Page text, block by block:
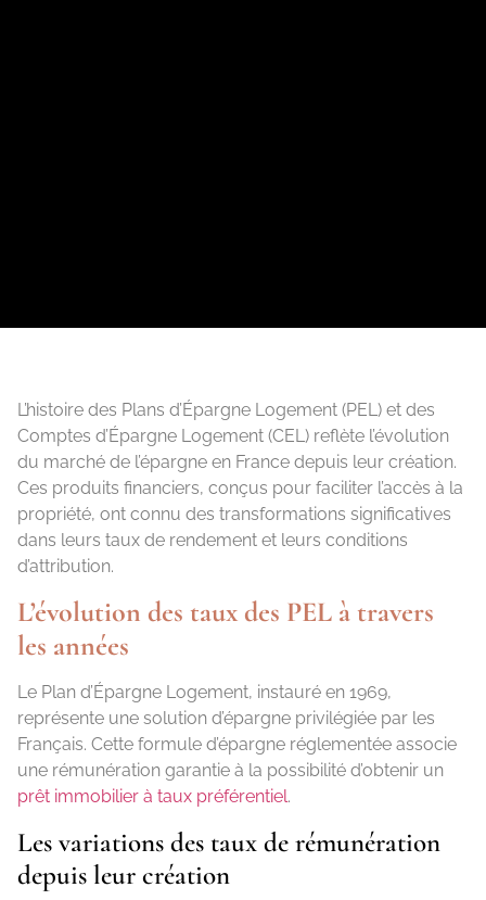
L’histoire des Plans d’Épargne Logement (PEL) et des
Comptes d’Épargne Logement (CEL) reflète l’évolution
du marché de l’épargne en France depuis leur création.
Ces produits financiers, conçus pour faciliter l’accès à la
propriété, ont connu des transformations significatives
dans leurs taux de rendement et leurs conditions
d’attribution.
L’évolution des taux des PEL à travers
les années
Le Plan d’Épargne Logement, instauré en 1969,
représente une solution d’épargne privilégiée par les
Français. Cette formule d’épargne réglementée associe
une rémunération garantie à la possibilité d’obtenir un
prêt immobilier à taux préférentiel.
Les variations des taux de rémunération
depuis leur création